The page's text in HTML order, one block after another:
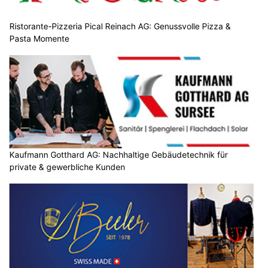
Ristorante-Pizzeria Pical Reinach AG: Genussvolle Pizza &
Pasta Momente
Kaufmann Gotthard AG: Nachhaltige Gebäudetechnik für
private & gewerbliche Kunden